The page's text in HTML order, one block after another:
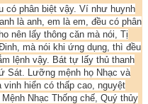
có phân biệt vậy. Ví như huynh
là anh, em là em, đều có phân
nên lấy thông căn mà nói, Tị
mà nói khi ứng dụng, thì đều
lệnh vậy. Bát tự lấy thủ thanh
Sát. Lưỡng mệnh họ Nhạc và
vinh hiển có thấp cao, nguyệt
Nhạc Thống chế, Quý thủy